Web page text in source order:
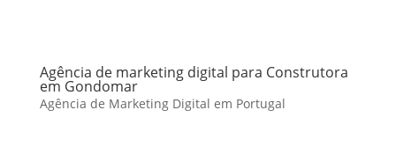
Agência de marketing digital para Construtora
em Gondomar
Agência de Marketing Digital em Portugal